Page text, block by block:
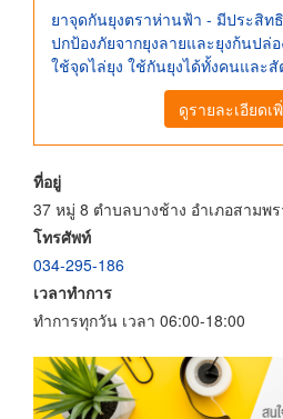
ยาจุดกันยุงตราห่านฟ้า - มีประสิท
ปกป้องภัยจากยุงลายและยุงก้นปล่
ใช้จุดไล่ยุง ใช้กันยุงได้ทั้งคนและสั
ดูรายละเอียดเ
ที่อยู่
37 หมู่ 8 ตำบลบางช้าง อำเภอสามพ
โทรศัพท์
034-295-186
เวลาทำการ
ทำการทุกวัน เวลา 06:00-18:00